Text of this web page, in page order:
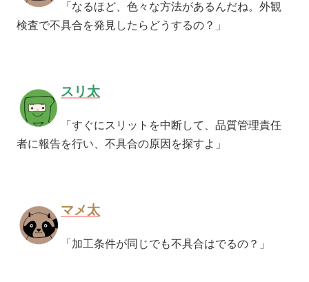
「なるほど、色々な方法があるんだね。外観
検査で不具合を発見したらどうするの？」
スリ太
「すぐにスリットを中断して、品質管理責任
者に報告を行い、不具合の原因を探すよ」
マメ太
「 加工条件が同じでも不具合はでるの？」